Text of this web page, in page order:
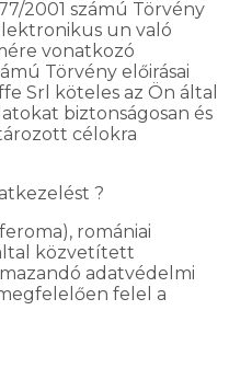
2001 számú Törvény
un való
vonatkozó
Törvény előirásai
Srl köteles az Ön által
biztonságosan és
célokra
?
romániai
közvetített
adatvédelmi
felel a